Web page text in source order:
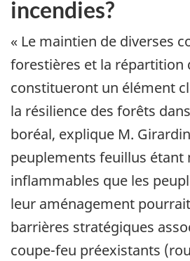
incendies?
« Le maintien de diverses
forestières et la répartition
constitueront un élément
la résilience des forêts
boréal, explique M.
peuplements feuillus étant
inflammables que les
leur aménagement
barrières stratégiques
coupe-feu préexistants